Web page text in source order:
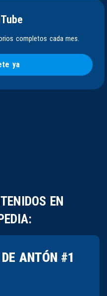
completos cada mes.
ya
EN
ANTÓN #1